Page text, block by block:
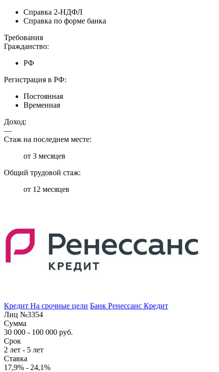
Справка 2-НДФЛ
Справка по форме банка
Требования
Гражданство:
РФ
Регистрация в РФ:
Постоянная
Временная
Доход:
—
Стаж на последнем месте:
от 3 месяцев
Общий трудовой стаж:
от 12 месяцев
Кредит На срочные цели Банк Ренессанс Кредит
Лиц №3354
Сумма
30 000 - 100 000 руб.
Срок
2 лет - 5 лет
Ставка
17,9% - 24,1%